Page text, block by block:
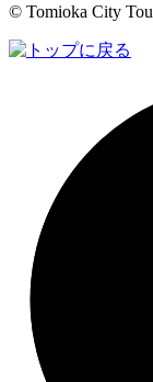
© Tomioka City